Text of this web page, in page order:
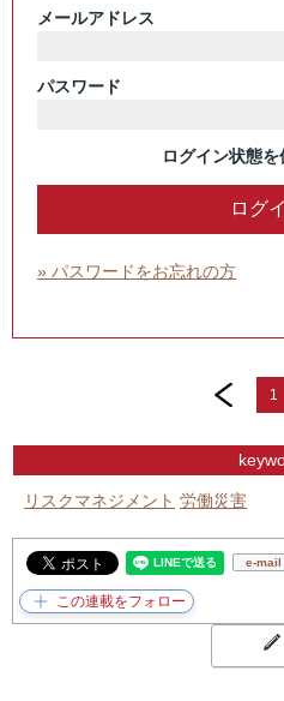
メールアドレス
パスワード
ログイン状態を
» パスワードをお忘れの方
prev
1
リスクマネジメント 労働災害
e-mail